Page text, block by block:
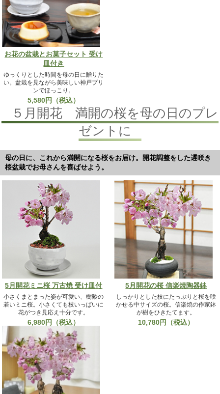
お花の盆栽とお菓子セット 受け
皿付き
ゆっくりとした時間を母の日に贈りた
い。盆栽を見ながら美味しい神戸プリ
ンでほっこり。
5,580円（税込）
５月開花 満開の桜を母の日のプレ
ゼントに
母の日に、これから満開になる桜をお届け。開花調整をした遅咲き
桜盆栽でお母さんを喜ばせよう。
5月開花ミニ桜 万古焼 受け皿付
小さくまとまった姿が可愛い、樹齢の
若いミニ桜。小さくても枝いっぱいに
花がつき見応え十分です。
6,980円（税込）
5月開花の桜 信楽焼陶器鉢
しっかりとした枝にたっぷりと桜を咲
かせる中サイズの桜。信楽焼の作家鉢
が樹をひきたてます。
10,780円（税込）